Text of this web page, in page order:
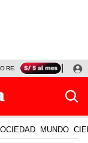
RESULTADOS HOY
MUNDO